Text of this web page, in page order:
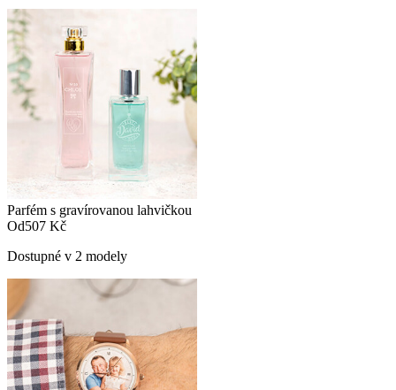
Parfém s gravírovanou lahvičkou
Od507 Kč
Dostupné v 2 modely